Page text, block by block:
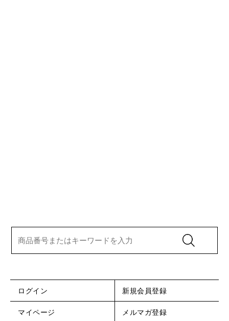
ログイン 新規会員登録
マイページ メルマガ登録